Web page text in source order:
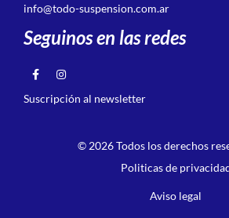
info@todo-suspension.com.ar
Seguinos en las redes
Suscripción al newsletter
© 2026 Todos los derechos
Politicas de
Aviso legal